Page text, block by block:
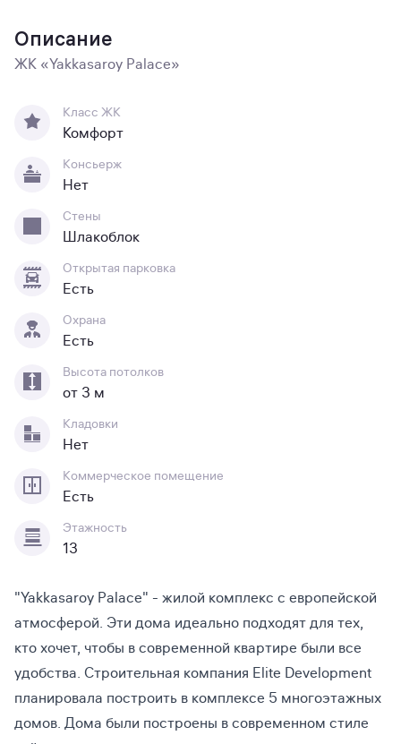
Описание
ЖК «Yakkasaroy Palace»
Класс ЖК
Комфорт
Консьерж
Нет
Стены
Шлакоблок
Открытая парковка
Есть
Охрана
Есть
Высота потолков
от 3 м
Кладовки
Нет
Коммерческое помещение
Есть
Этажность
13
"Yakkasaroy Palace" - жилой комплекс с европейской
атмосферой. Эти дома идеально подходят для тех,
кто хочет, чтобы в современной квартире были все
удобства. Строительная компания Elite Development
планировала построить в комплексе 5 многоэтажных
домов. Дома были построены в современном стиле